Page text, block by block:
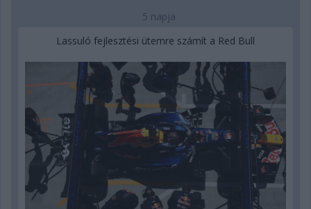
5 napja
Lassuló fejlesztési ütemre számít a Red Bull